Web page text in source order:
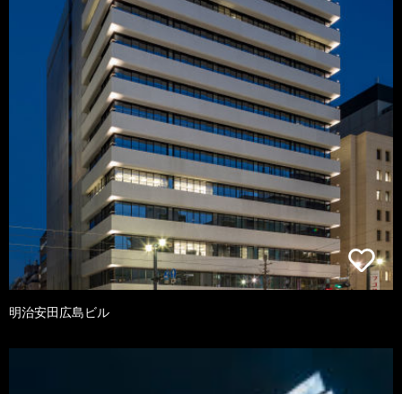
明治安田広島ビル